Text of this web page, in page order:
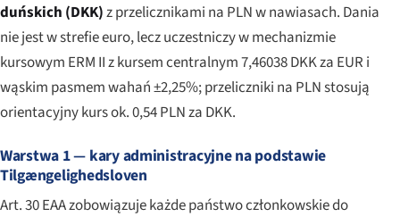
duńskich (DKK)z przelicznikami na PLN w nawiasach. Dania
nie jestw strefie euro, lecz uczestniczy w mechanizmie
kursowym ERM II z kursem centralnym 7,46038 DKK za EUR i
wąskim pasmem wahań ±2,25%; przeliczniki na PLN stosują
orientacyjny kurs ok. 0,54 PLN za DKK.
Warstwa 1 — kary administracyjne na podstawie
Tilgængelighedsloven
Art. 30 EAA zobowiązuje każde państwo członkowskie do